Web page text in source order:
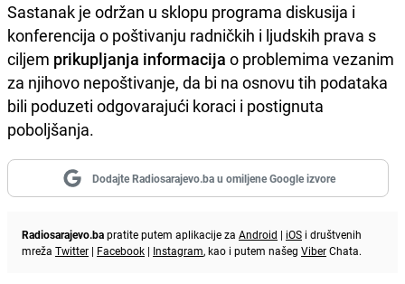
Sastanak je održan u sklopu programa diskusija i
konferencija o poštivanju radničkih i ljudskih prava s
ciljem prikupljanja informacija o problemima vezanim
za njihovo nepoštivanje, da bi na osnovu tih podataka
bili poduzeti odgovarajući koraci i postignuta
poboljšanja.
Dodajte Radiosarajevo.ba u omiljene Google izvore
Radiosarajevo.bapratite putem aplikacije za Android | iOS i društvenih
mreža Twitter | Facebook | Instagram, kao i putem našeg ViberChata.